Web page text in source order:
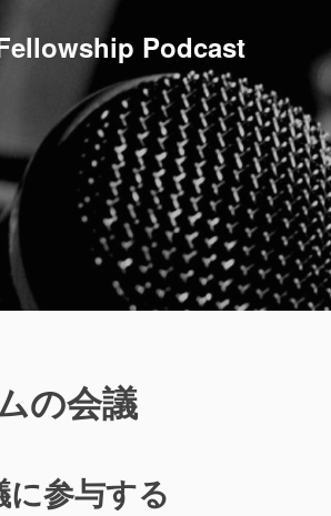
Podcast
の会議
参与する